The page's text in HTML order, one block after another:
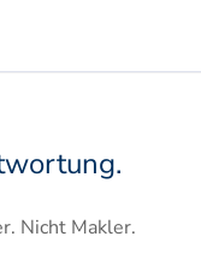
Nicht Makler.